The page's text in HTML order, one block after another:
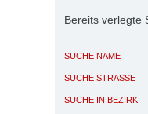
Bereits verlegte
SUCHE NAME
SUCHE STRASSE
SUCHE IN BEZIRK